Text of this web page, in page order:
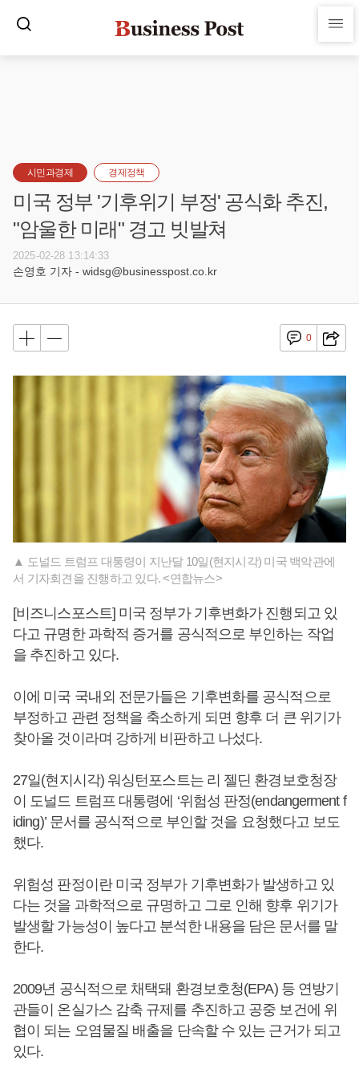
시민과경제 경제정책
미국 정부 '기후위기 부정' 공식화 추진,
"암울한 미래" 경고 빗발쳐
2025-02-28 13:14:33
손영호 기자 - widsg@businesspost.co.kr
0
▲ 도널드 트럼프 대통령이 지난달 10일(현지시각) 미국 백악관에
서 기자회견을 진행하고 있다. <연합뉴스>
[비즈니스포스트] 미국 정부가 기후변화가 진행되고 있
다고 규명한 과학적 증거를 공식적으로 부인하는 작업
을 추진하고 있다.
이에 미국 국내외 전문가들은 기후변화를 공식적으로
부정하고 관련 정책을 축소하게 되면 향후 더 큰 위기가
찾아올 것이라며 강하게 비판하고 나섰다.
27일(현지시각) 워싱턴포스트는 리 젤딘 환경보호청장
이 도널드 트럼프 대통령에 ‘위험성 판정(endangerment f
iding)’ 문서를 공식적으로 부인할 것을 요청했다고 보도
했다.
위험성 판정이란 미국 정부가 기후변화가 발생하고 있
다는 것을 과학적으로 규명하고 그로 인해 향후 위기가
발생할 가능성이 높다고 분석한 내용을 담은 문서를 말
한다.
2009년 공식적으로 채택돼 환경보호청(EPA) 등 연방기
관들이 온실가스 감축 규제를 추진하고 공중 보건에 위
협이 되는 오염물질 배출을 단속할 수 있는 근거가 되고
있다.